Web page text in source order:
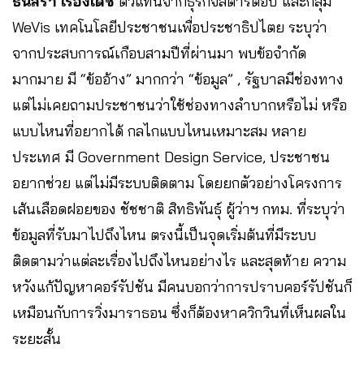
WeVis เทคโนโลยีประชาชนเพื่อประชาธิปไตย ระบุว่า
จากประสบการณ์เกือบสามปีที่ผ่านมา พบข้อจำกัด
มากมาย มี “ข้ออ้าง” มากกว่า “ข้อมูล” , รัฐบาลมีช่องทาง
แต่ไม่เคยถามประชาชนว่าใช้ช่องทางลำบากหรือไม่ หรือ
แบบไหนที่อยากได้ กลไกแบบไหนเหมาะสม หลาย
ประเทศ มี Government Design Service, ประชาชน
อยากช่วย แต่ไม่มีระบบติดตาม โดยยกตัวอย่างโครงการ
เส้นเลือดฝอยของ ชัชชาติ สิทธิพันธุ์ ผู้ว่าฯ กทม. ที่ระบุว่า
ข้อมูลที่รับมาไปถึงไหน ตรงนี้เป็นจุดเริ่มต้นที่มีระบบ
ติดตามว่าแต่ละเรื่องไปถึงไหนอย่างไร และสุดท้าย ความ
หวังแก้ปัญหาคอร์รัปชัน มีคนบอกว่าการปราบคอร์รัปชันก็
เหมือนกับการวิ่งมาราธอน ซึ่งก็ต้องหาควิกวินที่เห็นผลใน
ระยะสั้น